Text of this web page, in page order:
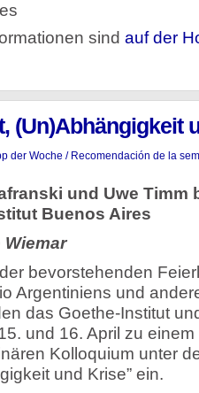
sind auf der
(Un)Abhängigkeit
der Woche / Recomendación de la
und Uwe Timm
Buenos Aires
Wiemar
bevorstehenden
Argentiniens und
das Goethe-Institut
und 16. April zu
Kolloquium unter
und Krise” ein.